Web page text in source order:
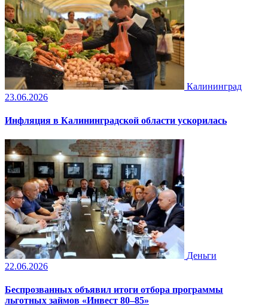
Калининград
23.06.2026
Инфляция в Калининградской области ускорилась
Деньги
22.06.2026
Беспрозванных объявил итоги отбора программы
льготных займов «Инвест 80–85»